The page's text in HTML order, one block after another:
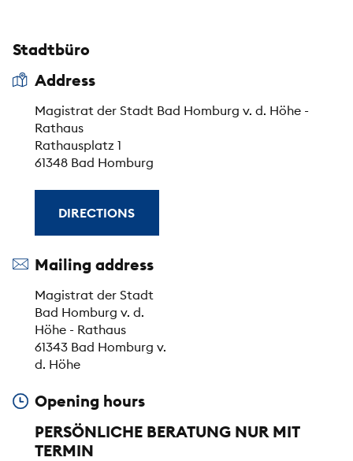
Stadtbüro
Address
Magistrat der Stadt Bad Homburg v. d. Höhe -
Rathaus
Rathausplatz 1
61348 Bad Homburg
DIRECTIONS
Mailing address
Magistrat der Stadt
Bad Homburg v. d.
Höhe - Rathaus
61343 Bad Homburg v.
d. Höhe
Opening hours
PERSÖNLICHE BERATUNG NUR MIT
TERMIN